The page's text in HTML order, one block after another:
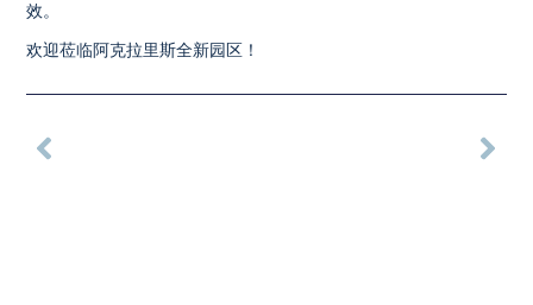
效。
欢迎莅临阿克拉里斯全新园区！